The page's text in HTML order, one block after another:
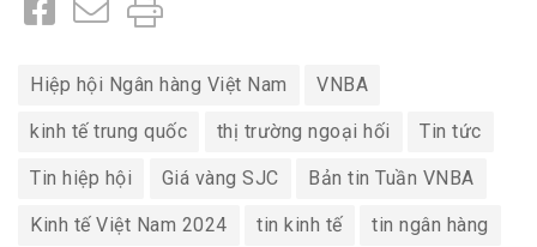
Hiệp hội Ngân hàng Việt Nam VNBA
kinh tế trung quốc thị trường ngoại hối Tin tức
Tin hiệp hội Giá vàng SJC Bản tin Tuần VNBA
Kinh tế Việt Nam 2024 tin kinh tế tin ngân hàng